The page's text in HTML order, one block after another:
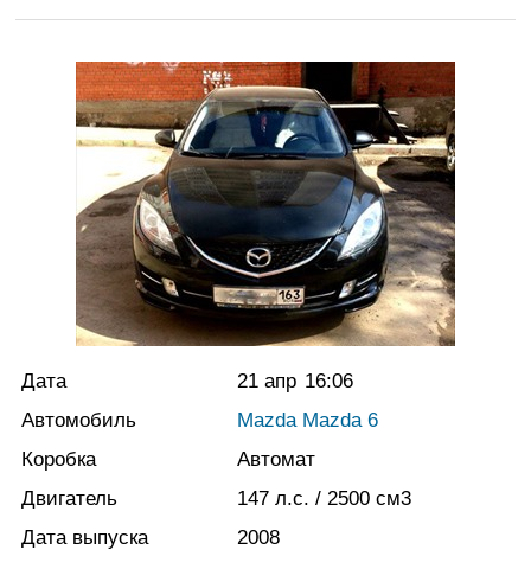
Дата 21 апр 16:06
Автомобиль
Mazda Mаzda 6
Коробка
Автомат
Двигатель
147 л.с. / 2500 см3
Дата выпуска
2008